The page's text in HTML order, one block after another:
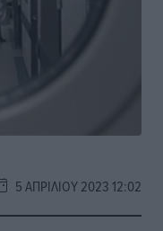
5 ΑΠΡΙΛΊΟΥ 2023 12:02